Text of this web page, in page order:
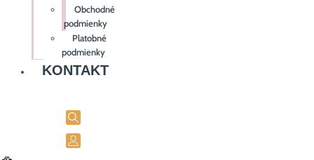
Obchodné
podmienky
Platobné
podmienky
KONTAKT